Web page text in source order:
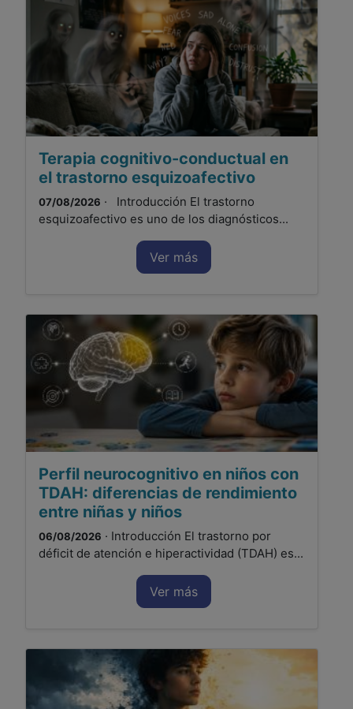
Terapia cognitivo-conductual en
el trastorno esquizoafectivo
07/08/2026 · Introducción El trastorno
esquizoafectivo es uno de los diagnósticos...
Ver más
Perfil neurocognitivo en niños con
TDAH: diferencias de rendimiento
entre niñas y niños
06/08/2026 · Introducción El trastorno por
déficit de atención e hiperactividad (TDAH) es...
Ver más